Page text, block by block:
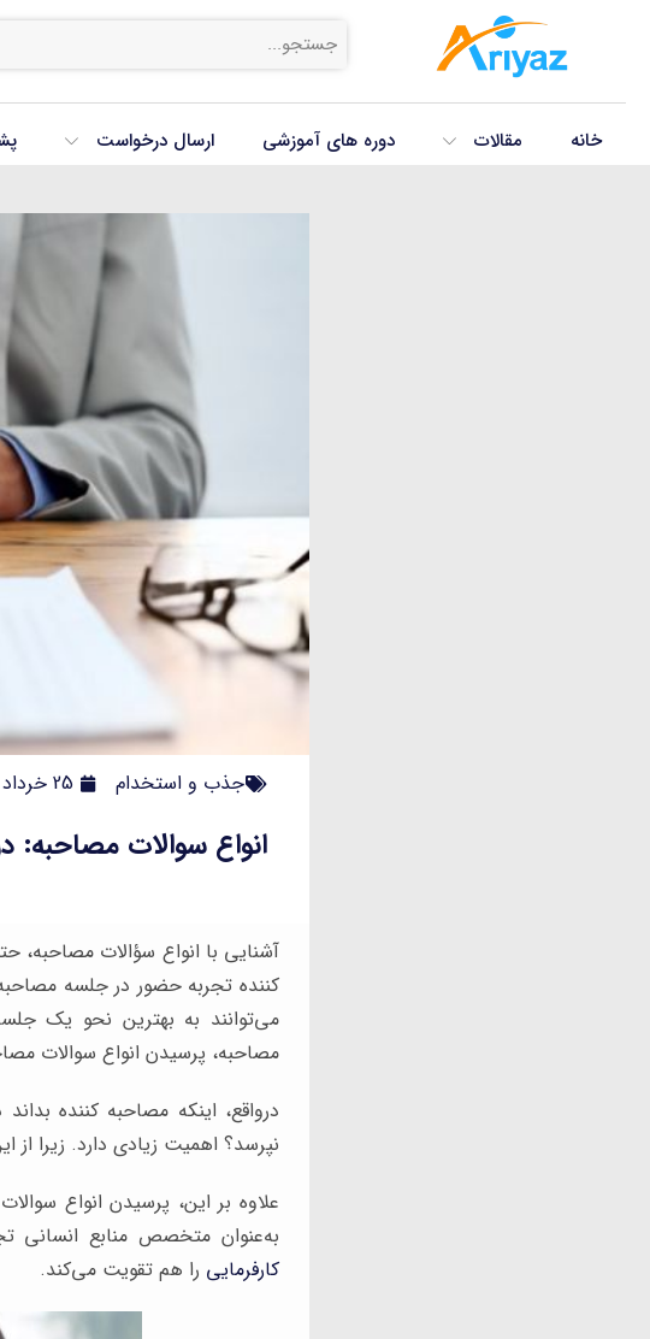
خانه مقالات دوره های آموزشی ارسال درخواست
جذب و استخدام 25 خرداد 1400
انواع سوالات مصاحبه:
آشنایی با انواع سؤالات
کننده تجربه حضور در جلسه
می‌توانند به بهترین نحو یک
مصاحبه، پرسیدن انواع سوالات
درواقع، اینکه مصاحبه کننده
نپرسد؟ اهمیت زیادی دارد. زیرا
علاوه بر این، پرسیدن انواع
به‌عنوان متخصص منابع انسانی
کارفرمایی را هم تقویت می‌کند.